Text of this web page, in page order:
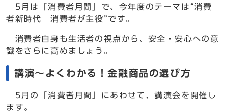
5月は「消費者月間」で、今年度のテーマは“消費
者新時代 消費者が主役”です。
消費者自身も生活者の視点から、安全・安心への意
識をさらに高めましょう。
講演～よくわかる！金融商品の選び方
5月の「消費者月間」にあわせて、講演会を開催し
ます。